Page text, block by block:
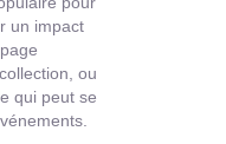
un impact
ou
qui peut se